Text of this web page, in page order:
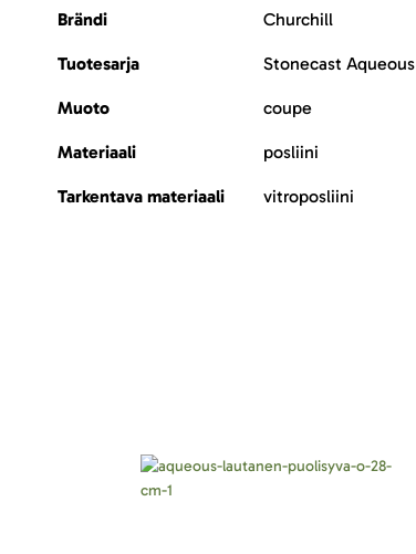
Lisätietoja
Brändi Churchill
Tuotesarja Stonecast Aqueous
Muoto coupe
Materiaali posliini
Tarkentava materiaali vitroposliini